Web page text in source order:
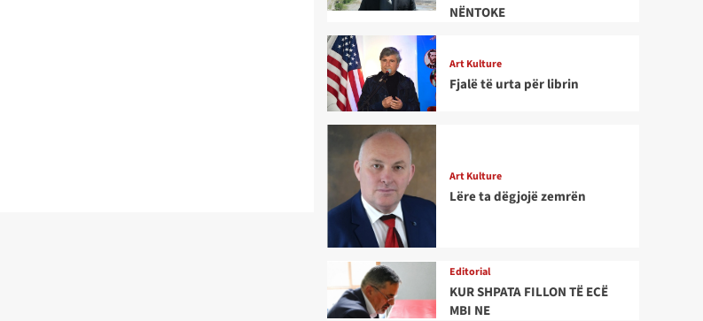
NËNTOKE
Art Kulture
Fjalë të urta për librin
Art Kulture
Lëre ta dëgjojë zemrën
Editorial
KUR SHPATA FILLON TË ECË
MBI NE